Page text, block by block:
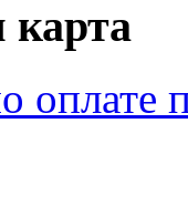
оплате